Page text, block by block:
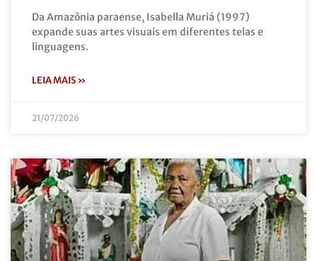
Da Amazônia paraense, Isabella Muriá (1997)
expande suas artes visuais em diferentes telas e
linguagens.
LEIA MAIS »
21/07/2026